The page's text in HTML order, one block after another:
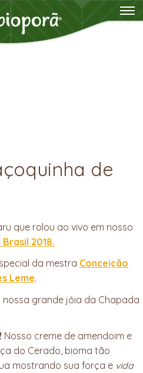
de
que rolou ao vivo em nosso
2018.
da mestra Conceição
Leme.
nossa grande jóia da Chapada
Nosso creme de amendoim e
do Cerado, bioma tão
mostrando sua força e vida